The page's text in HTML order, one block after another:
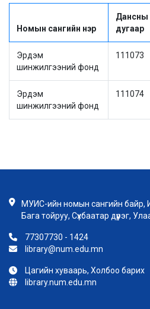
Номын сангийн нэр
Дансны
дугаар
Эрдэм
шинжилгээний фонд
111073
Эрдэм
шинжилгээний фонд
111074
МУИС-ийн номын сангийн байр,
Бага тойруу, Сүхбаатар дүүрэг,
77307730 - 1424
library@num.edu.mn
Цагийн хуваарь, Холбоо барих
library.num.edu.mn